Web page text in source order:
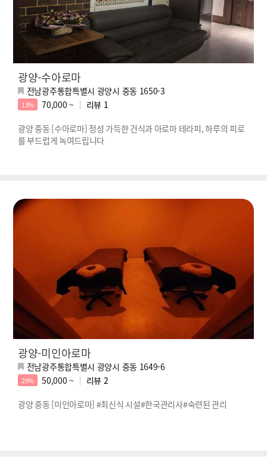
광양-수아로마
전남광주통합특별시 광양시 중동 1650-3
13% 70,000 ~ 리뷰 1
광양 중동 [수아로마] 정성 가득한 건식과 아로마 테라피, 하루의 피로
를 부드럽게 녹여드립니다
광양-미인아로마
전남광주통합특별시 광양시 중동 1649-6
29% 50,000 ~ 리뷰 2
광양 중동 [미인아로마] #최신식 시설#한국관리사#숙련된 관리